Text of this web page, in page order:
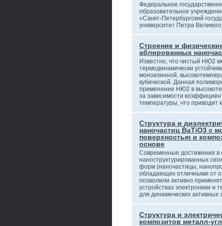
Федеральное
образовательное
«Санкт-Петербургский
университет Петра
Строение и
аблированных
Известно, что чистый НЮ2
термодинамически
моноклинной,
кубической. Данная
применение НЮ2 в
за зависимости
температуры, что приводит
Структура и
наночастиц BaTiO3 с
поверхностью и
основе
Современные достижения в
наноструктурированных
форм (наночастицы,
обладающих отличными от
позволили активно
устройствах электроники и
для динамических
Структура и
композитов металл-